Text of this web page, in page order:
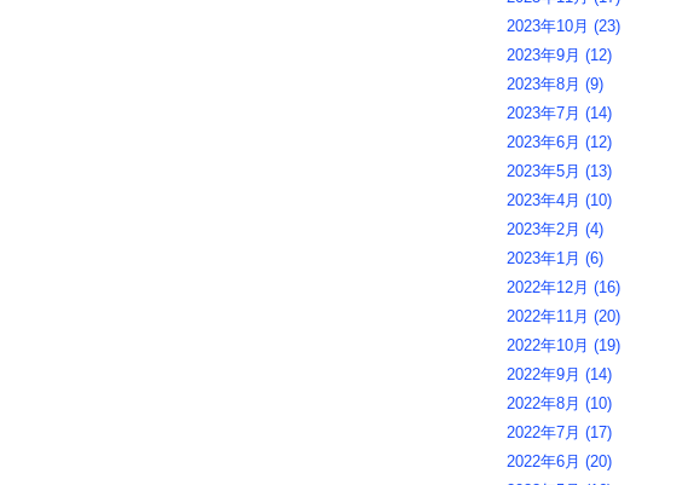
2023年10月 (23)
2023年9月 (12)
2023年8月 (9)
2023年7月 (14)
2023年6月 (12)
2023年5月 (13)
2023年4月 (10)
2023年2月 (4)
2023年1月 (6)
2022年12月 (16)
2022年11月 (20)
2022年10月 (19)
2022年9月 (14)
2022年8月 (10)
2022年7月 (17)
2022年6月 (20)